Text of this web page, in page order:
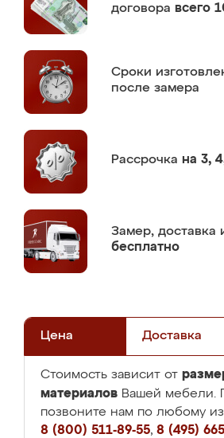
договора всего
Сроки
после замера
Рассрочка на 3,
Замер, доставка
бесплатно
Цена Доставка
Стоимость зависит от
материалов Вашей мебели.
позвоните нам по любому
8 (800) 511-89-55, 8 (495)